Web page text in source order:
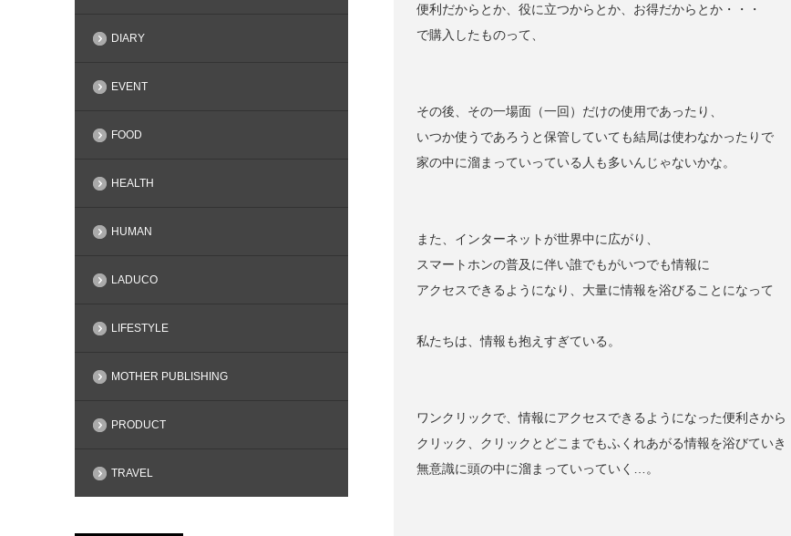
便利だからとか、役に立つからとか、お得だからとか・・・
で購入したものって、
その後、その一場面（一回）だけの使用であったり、
いつか使うであろうと保管していても結局は使わなかったりで
家の中に溜まっていっている人も多いんじゃないかな。
また、インターネットが世界中に広がり、
スマートホンの普及に伴い誰でもがいつでも情報に
アクセスできるようになり、大量に情報を浴びることになって
私たちは、情報も抱えすぎている。
ワンクリックで、情報にアクセスできるようになった便利さから
クリック、クリックとどこまでもふくれあがる情報を浴びていき
無意識に頭の中に溜まっていっていく
。
DIARY
EVENT
FOOD
HEALTH
HUMAN
LADUCO
LIFESTYLE
MOTHER PUBLISHING
PRODUCT
TRAVEL